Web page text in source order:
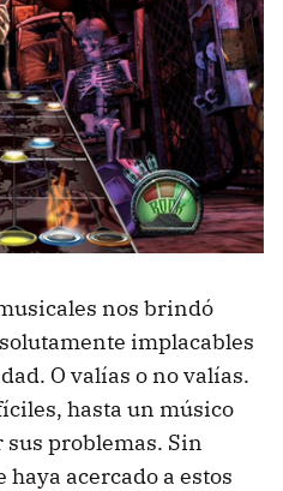
nos brindó
implacables
O valías o no valías.
hasta un músico
problemas. Sin
acercado a estos